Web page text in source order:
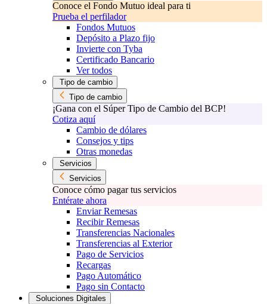
Conoce el Fondo Mutuo ideal para ti
Prueba el perfilador
Fondos Mutuos
Depósito a Plazo fijo
Invierte con Tyba
Certificado Bancario
Ver todos
Tipo de cambio
Tipo de cambio
¡Gana con el Súper Tipo de Cambio del BCP!
Cotiza aquí
Cambio de dólares
Consejos y tips
Otras monedas
Servicios
Servicios
Conoce cómo pagar tus servicios
Entérate ahora
Enviar Remesas
Recibir Remesas
Transferencias Nacionales
Transferencias al Exterior
Pago de Servicios
Recargas
Pago Automático
Pago sin Contacto
Soluciones Digitales